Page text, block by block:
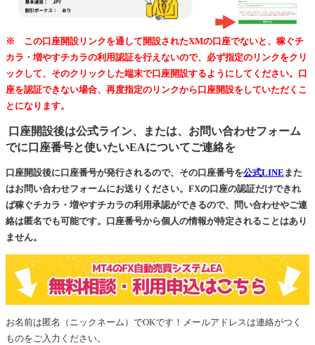
※ この口座開設リンクを通して開設されたXMの口座でないと、稼ぐチ
カラ・増やすチカラの利用認証を行えないので、必ず指定のリンクをクリ
ックして、そのクリックした端末で口座開設するようにしてください。口
座を認証できない場合、再度指定のリンクから口座開設をしていただくこ
とになります。
口座開設後は公式ライン、または、お問い合わせフォーム
でに口座番号と使いたいEAについてご連絡を
口座開設後に口座番号が発行されるので、その口座番号を公式LINE また
はお問い合わせフォームにお送りください。FXの口座の認証だけできれ
ば稼ぐチカラ・増やすチカラの利用承認ができるので、問い合わせやご連
絡は匿名でも可能です。口座番号から個人の情報が特定されることはあり
ません。
お名前は匿名（ニックネーム）でOKです！メールアドレスは連絡がつく
ものをご入力ください。